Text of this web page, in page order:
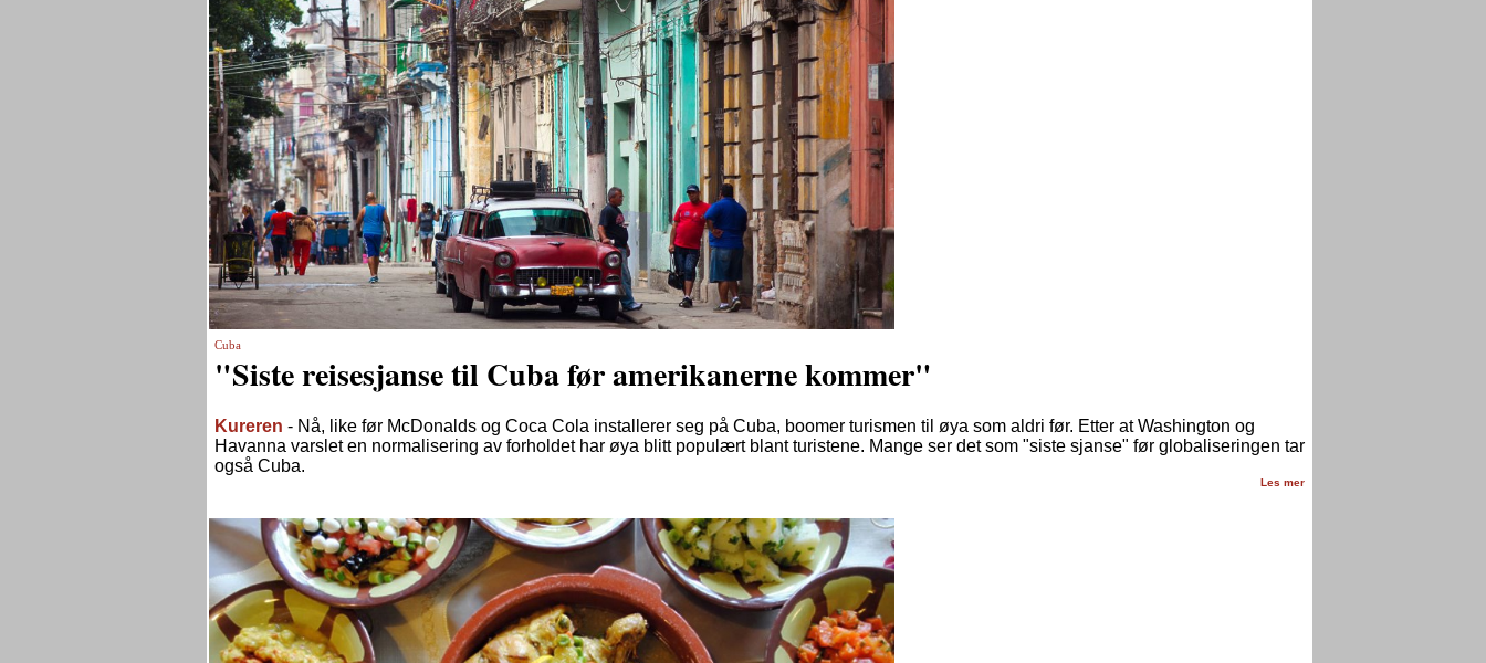
Cuba
"Siste reisesjanse til Cuba før amerikanerne kommer"
Kureren - Nå, like før McDonalds og Coca Cola installerer seg på Cuba, boomer turismen til øya som aldri før. Etter at Washington og
Havanna varslet en normalisering av forholdet har øya blitt populært blant turistene. Mange ser det som "siste sjanse" før globaliseringen tar
også Cuba.
Les mer